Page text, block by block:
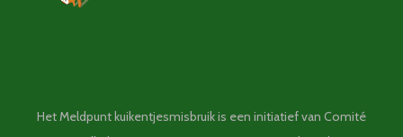
Het Meldpunt kuikentjesmisbruik is een initiatief van Comité